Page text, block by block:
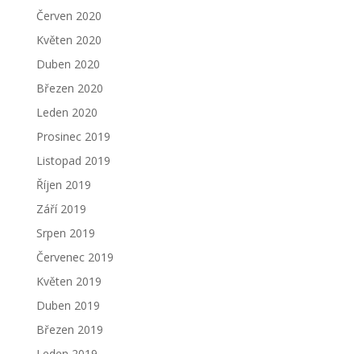
Červen 2020
Květen 2020
Duben 2020
Březen 2020
Leden 2020
Prosinec 2019
Listopad 2019
Říjen 2019
Září 2019
Srpen 2019
Červenec 2019
Květen 2019
Duben 2019
Březen 2019